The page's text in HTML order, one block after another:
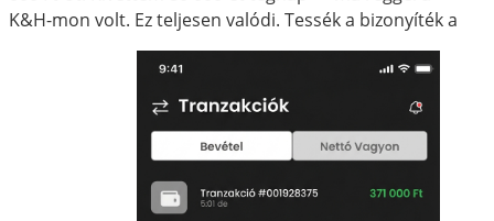
K&H-mon volt. Ez teljesen valódi. Tessék a bizonyíték a